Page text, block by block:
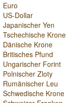
Euro
US-Dollar
Japanischer Yen
Tschechische Krone
Dänische Krone
Britisches Pfund
Ungarischer Forint
Polnischer Zloty
Rumänischer Leu
Schwedische Krone